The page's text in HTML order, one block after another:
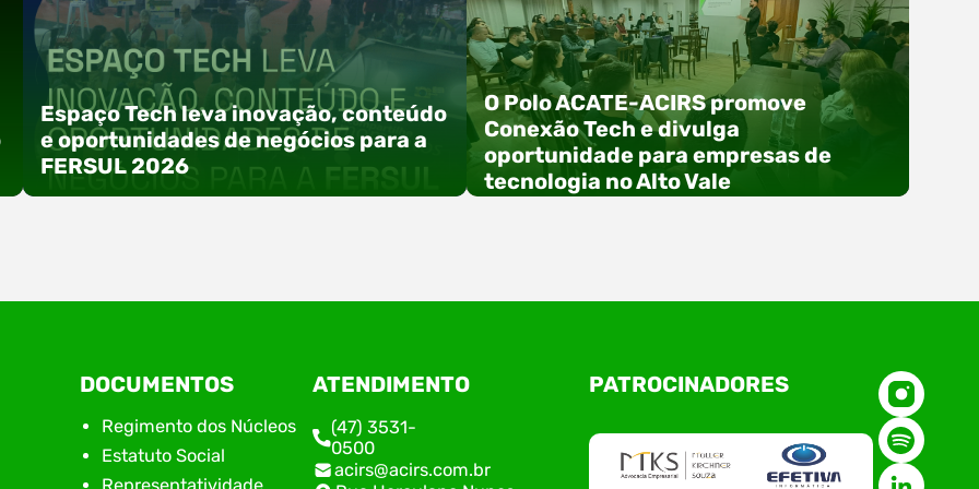
Espaço Tech leva inovação, conteúdo
e oportunidades de negócios para a
FERSUL 2026
A 15ª FERSUL – Feira Multissetorial do Alto Vale
do Itajaí acontece nos dias 12, 13 e 14 de agosto
de 2026, no Centro de Eventos Hermann
Purnhagen, e contará com uma programação
especial voltada à tecnologia, inovação e
empreendedorismo. Durante os três dias de
O Polo ACATE-ACIRS promove
Conexão Tech e divulga
oportunidade para empresas de
tecnologia no Alto Vale
O Polo ACATE-ACIRS, por meio do NIAVI – Núcleo
de Tecnologia da Informação do Alto Vale do
Conexão Tech NIAVI, reunindo empresas de
tecnologia da região para uma noite de
networking, conteúdo estratégico e
DOCUMENTOS
Regimento dos Núcleos
Estatuto Social
ATENDIMENTO
(47) 3531-
0500
acirs@acirs.com.br
PATROCINADORES